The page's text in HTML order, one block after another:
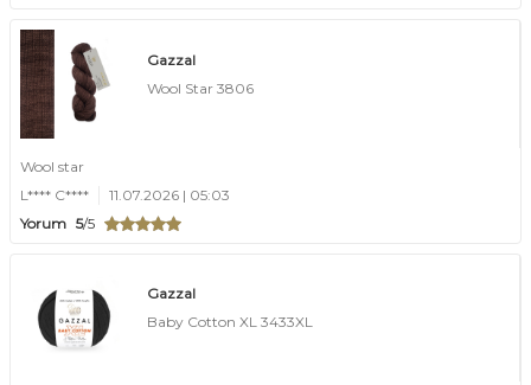
Gazzal
Wool Star 3806
Wool star
L**** C****
11.07.2026 | 05:03
Yorum 5/5
Gazzal
Baby Cotton XL 3433XL